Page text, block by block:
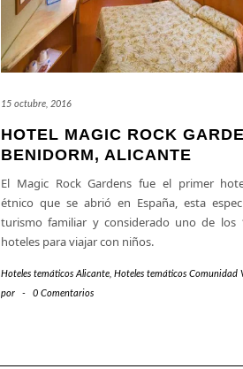
15 octubre, 2016
HOTEL MAGIC ROCK
BENIDORM, ALICANTE
El Magic Rock Gardens fue el primer
étnico que se abrió en España, esta
turismo familiar y considerado uno de los
hoteles para viajar con niños.
Hoteles temáticos Alicante Hoteles temáticos Comunidad
por
- 0 Comentarios